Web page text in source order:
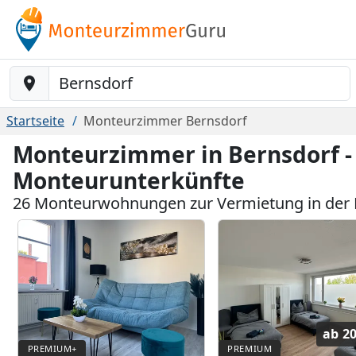
Baustelle-Location
Startseite Monteurzimmer Bernsdorf
Monteurzimmer in Bernsdorf
Monteurunterkünfte
26 Monteurwohnungen zur Vermietung in
ab